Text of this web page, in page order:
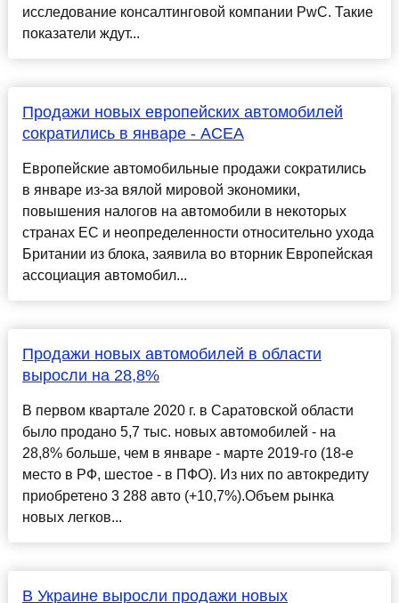
исследование консалтинговой компании PwC. Такие
показатели ждут...
Продажи новых европейских автомобилей
сократились в январе - ACEA
Европейские автомобильные продажи сократились
в январе из-за вялой мировой экономики,
повышения налогов на автомобили в некоторых
странах ЕС и неопределенности относительно ухода
Британии из блока, заявила во вторник Европейская
ассоциация автомобил...
Продажи новых автомобилей в области
выросли на 28,8%
В первом квартале 2020 г. в Саратовской области
было продано 5,7 тыс. новых автомобилей - на
28,8% больше, чем в январе - марте 2019-го (18-е
место в РФ, шестое - в ПФО). Из них по автокредиту
приобретено 3 288 авто (+10,7%).Объем рынка
новых легков...
В Украине выросли продажи новых